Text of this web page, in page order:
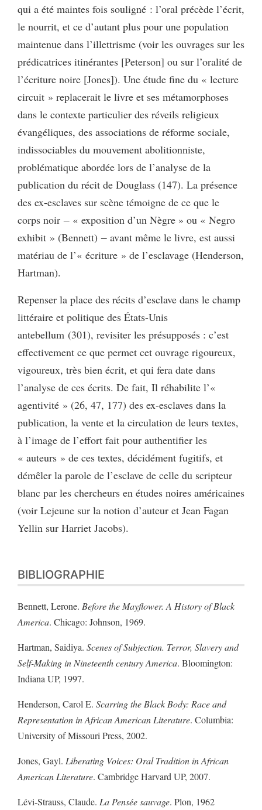
qui a été maintes fois souligné : l’oral précède l’écrit,
le nourrit, et ce d’autant plus pour une population
maintenue dans l’illettrisme (voir les ouvrages sur les
prédicatrices itinérantes [Peterson] ou sur l’oralité de
l’écriture noire [Jones]). Une étude fine du « lecture
circuit » replacerait le livre et ses métamorphoses
dans le contexte particulier des réveils religieux
évangéliques, des associations de réforme sociale,
indissociables du mouvement abolitionniste,
problématique abordée lors de l’analyse de la
publication du récit de Douglass (147). La présence
des ex-esclaves sur scène témoigne de ce que le
corps noir ‒ « exposition d’un Nègre » ou « Negro
exhibit » (Bennett) ‒ avant même le livre, est aussi
matériau de l’« écriture » de l’esclavage (Henderson,
Hartman).
Repenser la place des récits d’esclave dans le champ
littéraire et politique des États-Unis
antebellum (301), revisiter les présupposés : c’est
effectivement ce que permet cet ouvrage rigoureux,
vigoureux, très bien écrit, et qui fera date dans
l’analyse de ces écrits. De fait, Il réhabilite l’«
agentivité » (26, 47, 177) des ex-esclaves dans la
publication, la vente et la circulation de leurs textes,
à l’image de l’effort fait pour authentifier les
« auteurs » de ces textes, décidément fugitifs, et
démêler la parole de l’esclave de celle du scripteur
blanc par les chercheurs en études noires américaines
(voir Lejeune sur la notion d’auteur et Jean Fagan
Yellin sur Harriet Jacobs).
BIBLIOGRAPHIE
Bennett, Lerone. Before the Mayflower. A History of Black
America. Chicago: Johnson, 1969.
Hartman, Saidiya. Scenes of Subjection. Terror, Slavery and
Self-Making in Nineteenth century America. Bloomington:
Indiana UP, 1997.
Henderson, Carol E. Scarring the Black Body: Race and
Representation in African American Literature. Columbia:
University of Missouri Press, 2002.
Jones, Gayl. Liberating Voices: Oral Tradition in African
American Literature. Cambridge Harvard UP, 2007.
Lévi-Strauss, Claude. La Pensée sauvage. Plon, 1962